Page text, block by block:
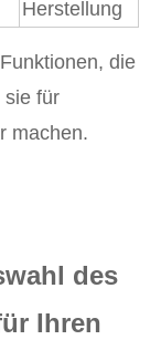
Herstellung
die
sie für
machen.
des
Ihren